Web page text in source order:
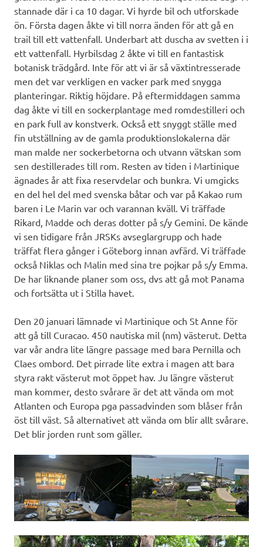
stannade där i ca 10 dagar. Vi hyrde bil och utforskade
ön. Första dagen åkte vi till norra änden för att gå en
trail till ett vattenfall. Underbart att duscha av svetten i i
ett vattenfall. Hyrbilsdag 2 åkte vi till en fantastisk
botanisk trädgård. Inte för att vi är så växtintresserade
men det var verkligen en vacker park med snygga
planteringar. Riktig höjdare. På eftermiddagen samma
dag åkte vi till en sockerplantage med romdestilleri och
en park full av konstverk. Också ett snyggt ställe med
fin utställning av de gamla produktionslokalerna där
man malde ner sockerbetorna och utvann vätskan som
sen destillerades till rom. Resten av tiden i Martinique
ägnades år att fixa reservdelar och bunkra. Vi umgicks
en del hel del med svenska båtar och var på Kakao rum
baren i Le Marin var och varannan kväll. Vi träffade
Rikard, Madde och deras dotter på s/y Gemini. De kände
vi sen tidigare från JRSKs avseglargrupp och hade
träffat flera gånger i Göteborg innan avfärd. Vi träffade
också Niklas och Malin med sina tre pojkar på s/y Emma.
De har liknande planer som oss, dvs att gå mot Panama
och fortsätta ut i Stilla havet.
Den 20 januari lämnade vi Martinique och St Anne för
att gå till Curacao. 450 nautiska mil (nm) västerut. Detta
var vår andra lite längre passage med bara Pernilla och
Claes ombord. Det pirrade lite extra i magen att bara
styra rakt västerut mot öppet hav. Ju längre västerut
man kommer, desto svårare är det att vända om mot
Atlanten och Europa pga passadvinden som blåser från
öst till väst. Så alternativet att vända om blir allt svårare.
Det blir jorden runt som gäller.